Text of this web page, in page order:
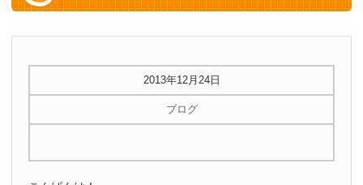
2013年12月24日
ブログ